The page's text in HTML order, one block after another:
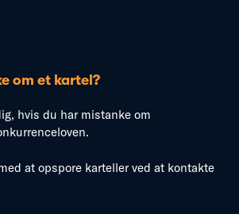
om et kartel?
hvis du har mistanke om
at opspore karteller ved at kontakte